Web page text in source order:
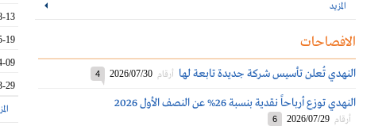
المزيد
الافصاحات
النهدي تُعلن تأسيس شركة جديدة تابعة لها أرقام 2026/07/30
4
النهدي توزع أرباحاً نقدية بنسبة 26% عن النصف الأول 2026
أرقام 2026/07/29
6
13
19
09
29